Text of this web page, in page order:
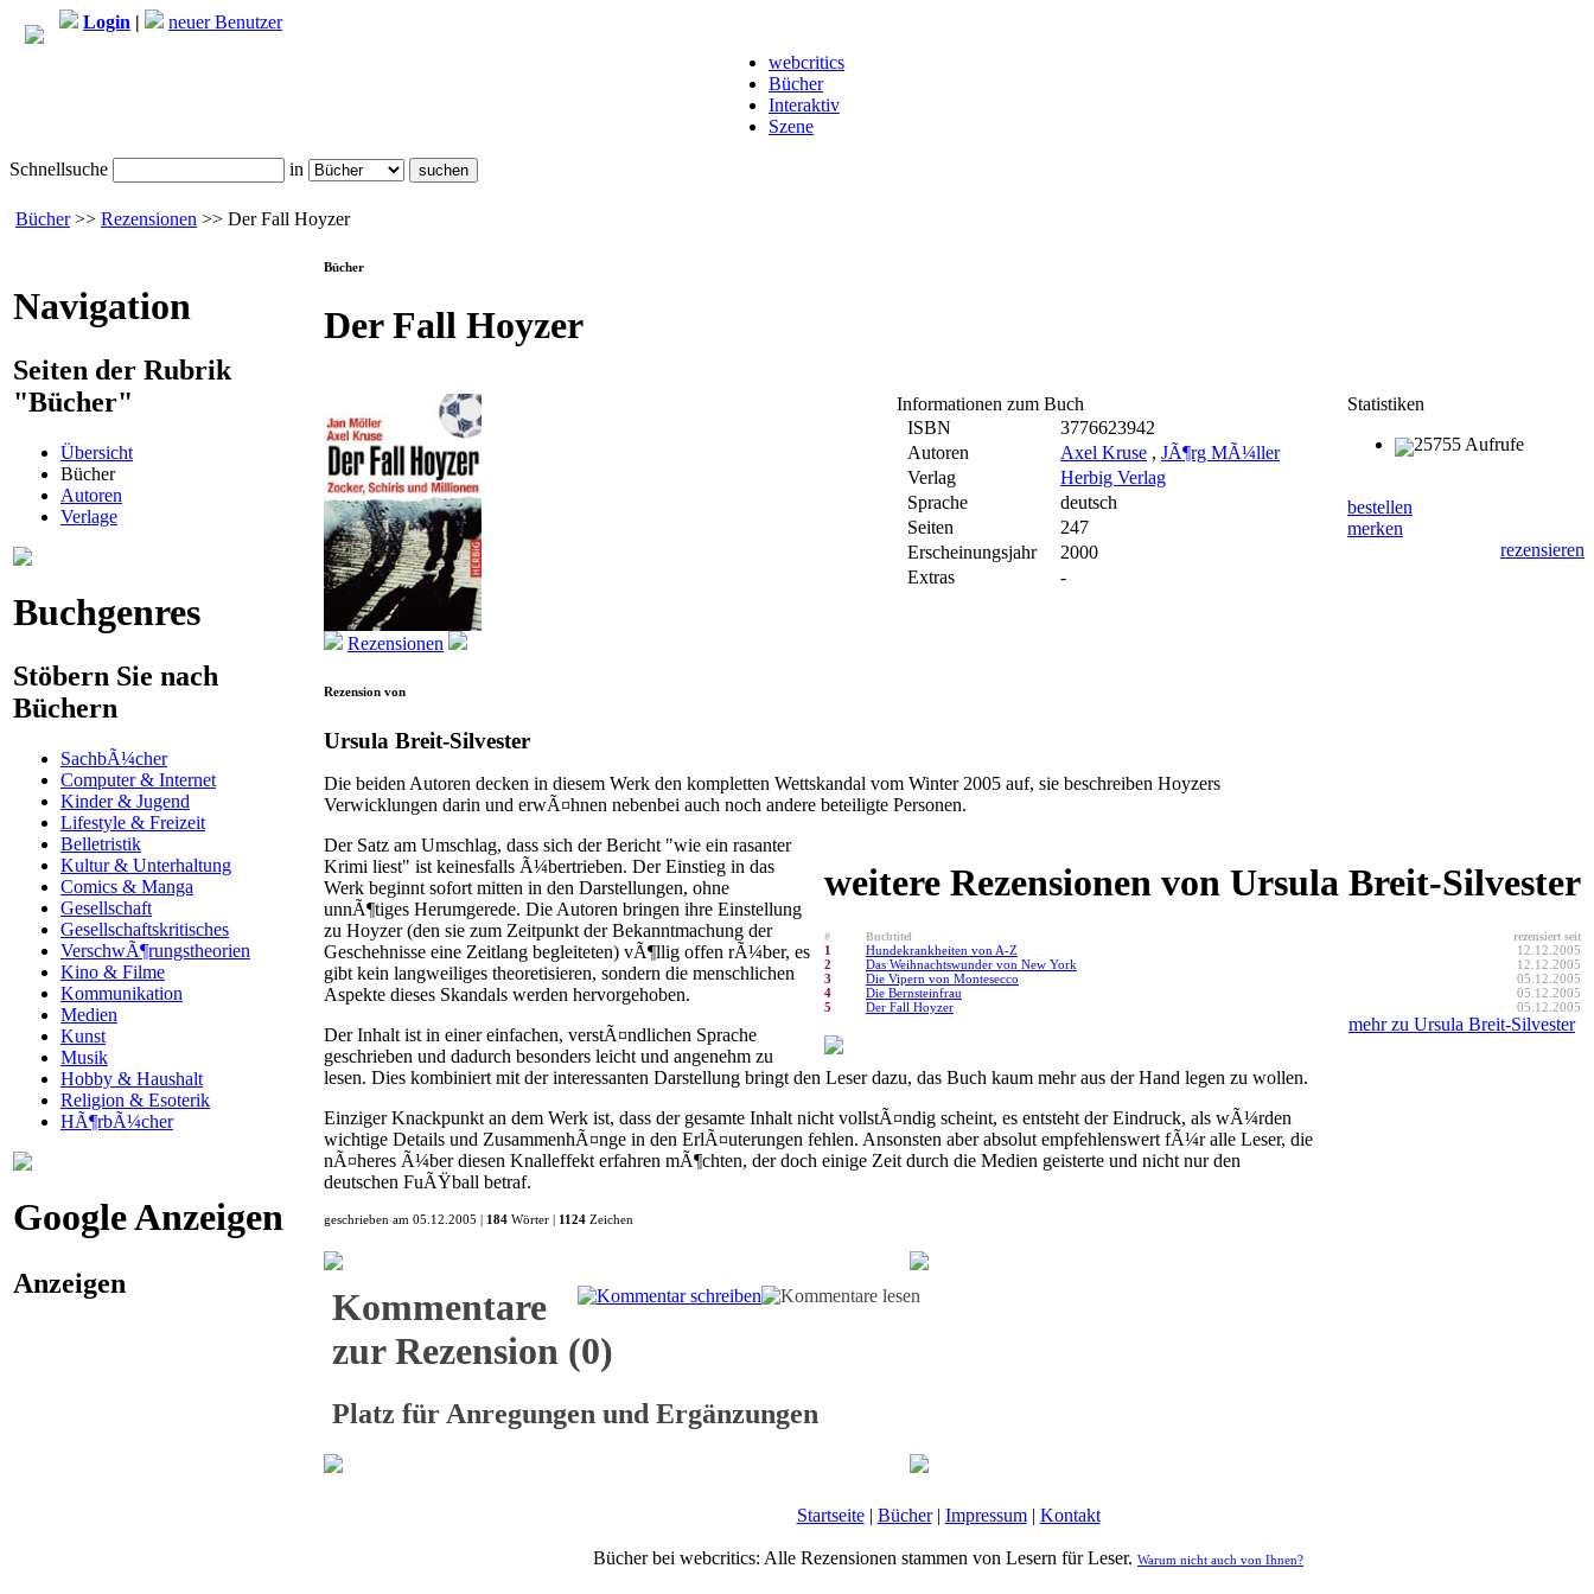
Login |
neuer Benutzer
webcritics
Bücher
Interaktiv
Szene
Schnellsuche in
Bücher>> Rezensionen >> Der Fall Hoyzer
Navigation
Seiten der Rubrik
"Bücher"
Übersicht
Bücher
Autoren
Verlage
Buchgenres
Stöbern Sie nach
Büchern
SachbÃ¼cher
Computer & Internet
Kinder & Jugend
Lifestyle & Freizeit
Belletristik
Kultur & Unterhaltung
Comics & Manga
Gesellschaft
Gesellschaftskritisches
VerschwÃ¶rungstheorien
Kino & Filme
Kommunikation
Medien
Kunst
Musik
Hobby & Haushalt
Religion & Esoterik
HÃ¶rbÃ¼cher
Google Anzeigen
Anzeigen
Bücher
Der Fall Hoyzer
Statistiken
25755 Aufrufe
bestellen
merken
rezensieren
Informationen zum Buch
ISBN
3776623942
Autoren
Axel Kruse , JÃ¶rg MÃ¼ller
Verlag
Herbig Verlag
Sprache
deutsch
Seiten
247
Erscheinungsjahr
2000
Extras
-
Rezensionen
Rezension von
Ursula Breit-Silvester
Die beiden Autoren decken in diesem Werk den kompletten Wettskandal vom Winter 2005 auf, sie beschreiben Hoyzers
Verwicklungen darin und erwÃ¤hnen nebenbei auch noch andere beteiligte Personen.
weitere Rezensionen von Ursula Breit-Silvester
# rezensiert seit
Buchtitel
1 12.12.2005
Hundekrankheiten von A-Z
2
12.12.2005
Das Weihnachtswunder von New York
3
05.12.2005
Die Vipern von Montesecco
4
05.12.2005
Die Bernsteinfrau
5
05.12.2005
Der Fall Hoyzer
mehr zu Ursula Breit-Silvester
Der Satz am Umschlag, dass sich der Bericht "wie ein rasanter
Krimi liest" ist keinesfalls Ã¼bertrieben. Der Einstieg in das
Werk beginnt sofort mitten in den Darstellungen, ohne
unnÃ¶tiges Herumgerede. Die Autoren bringen ihre Einstellung
zu Hoyzer (den sie zum Zeitpunkt der Bekanntmachung der
Geschehnisse eine Zeitlang begleiteten) vÃ¶llig offen rÃ¼ber, es
gibt kein langweiliges theoretisieren, sondern die menschlichen
Aspekte dieses Skandals werden hervorgehoben.
Der Inhalt ist in einer einfachen, verstÃ¤ndlichen Sprache
geschrieben und dadurch besonders leicht und angenehm zu
lesen. Dies kombiniert mit der interessanten Darstellung bringt den Leser dazu, das Buch kaum mehr aus der Hand legen zu wollen.
Einziger Knackpunkt an dem Werk ist, dass der gesamte Inhalt nicht vollstÃ¤ndig scheint, es entsteht der Eindruck, als wÃ¼rden
wichtige Details und ZusammenhÃ¤nge in den ErlÃ¤uterungen fehlen. Ansonsten aber absolut empfehlenswert fÃ¼r alle Leser, die
nÃ¤heres Ã¼ber diesen Knalleffekt erfahren mÃ¶chten, der doch einige Zeit durch die Medien geisterte und nicht nur den
deutschen FuÃŸball betraf.
geschrieben am 05.12.2005 | 184 Wörter | 1124 Zeichen
Kommentare
zur Rezension (0)
Platz für Anregungen und Ergänzungen
Startseite| Bücher| Impressum| Kontakt
Bücher bei webcritics: Alle Rezensionen stammen von Lesern für Leser. Warum nicht auch von Ihnen?